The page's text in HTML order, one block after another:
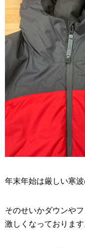
年末年始は厳しい寒
そのせいかダウンや
激しくなっております